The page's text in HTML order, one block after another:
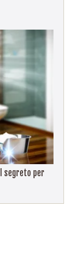
segreto per